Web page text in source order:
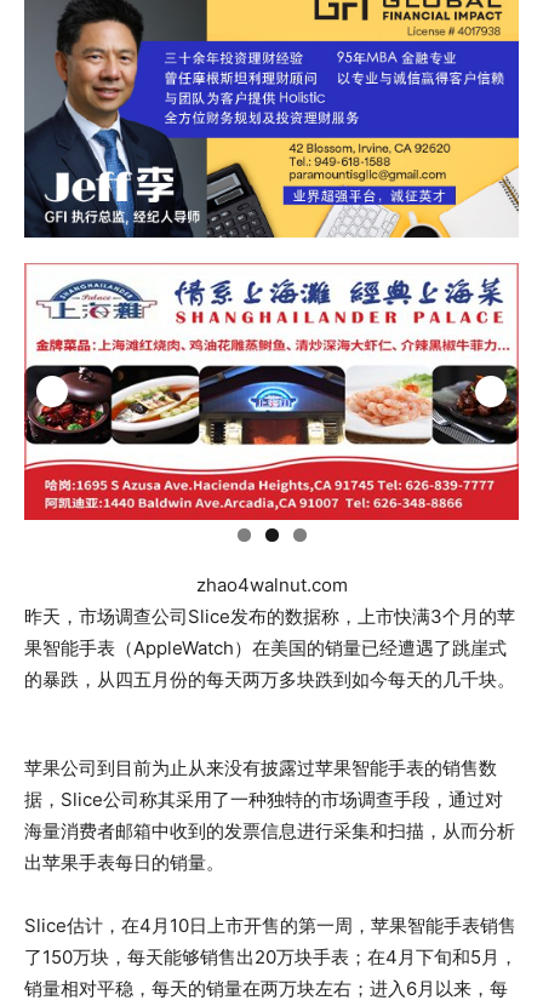
zhao4walnut.com
昨天，市场调查公司Slice发布的数据称，上市快满3个月的苹
果智能手表（AppleWatch）在美国的销量已经遭遇了跳崖式
的暴跌，从四五月份的每天两万多块跌到如今每天的几千块。
苹果公司到目前为止从来没有披露过苹果智能手表的销售数
据，Slice公司称其采用了一种独特的市场调查手段，通过对
海量消费者邮箱中收到的发票信息进行采集和扫描，从而分析
出苹果手表每日的销量。
Slice估计，在4月10日上市开售的第一周，苹果智能手表销售
了150万块，每天能够销售出20万块手表；在4月下旬和5月，
销量相对平稳，每天的销量在两万块左右；进入6月以来，每